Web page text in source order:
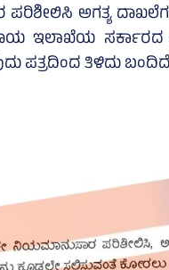
ಅಗತ್ಯ
ಇಲಾಖೆಯ
ಪತ್ರದಿಂದ ತಿಳಿದು